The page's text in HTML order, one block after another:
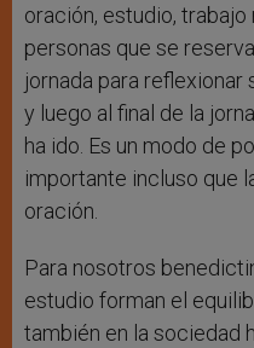
oración, estudio, trabajo
personas que se
jornada para
y luego al final de la
ha ido. Es un modo de
importante incluso que
oración.
Para nosotros
estudio forman el
también en la sociedad